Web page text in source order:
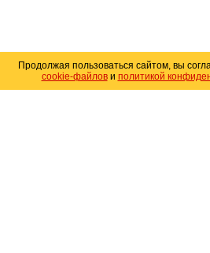
Продолжая пользоваться сайтом, вы
cookie-файлови политикой